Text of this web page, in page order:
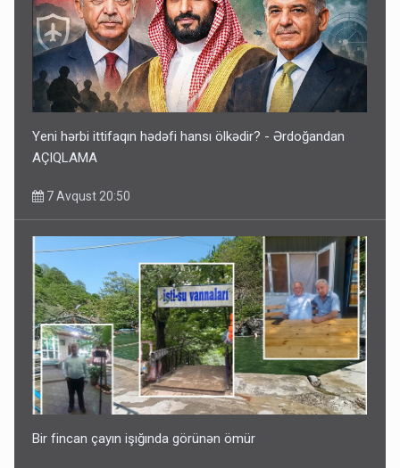
Yeni hərbi ittifaqın hədəfi hansı ölkədir? - Ərdoğandan
AÇIQLAMA
7 Avqust 20:50
Bir fincan çayın işığında görünən ömür